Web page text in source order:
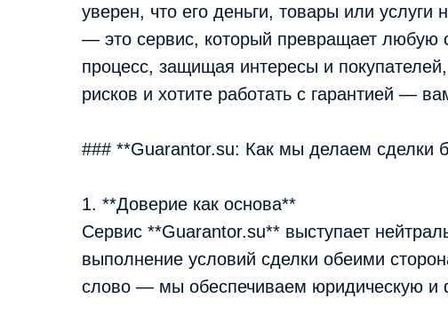
уверен, что его деньги, товары или
— это сервис, который превращает любую
процесс, защищая интересы и
рисков и хотите работать с гарантией —
### **Guarantor.su: Как мы делаем сделки
1. **Доверие как основа**
Сервис **Guarantor.su** выступает
выполнение условий сделки обеими
слово — мы обеспечиваем юридическую и